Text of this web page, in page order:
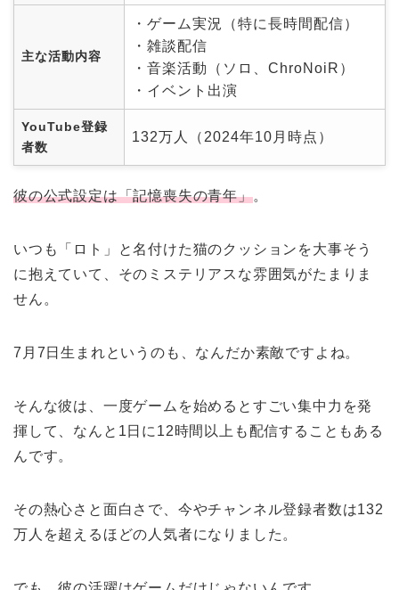
主な活動内容
・ゲーム実況（特に長時間配信）
・雑談配信
・音楽活動（ソロ、ChroNoiR）
・イベント出演
YouTube登録
者数
132万人（2024年10月時点）
彼の公式設定は「記憶喪失の青年」。
いつも「ロト」と名付けた猫のクッションを大事そう
に抱えていて、そのミステリアスな雰囲気がたまりま
せん。
7月7日生まれというのも、なんだか素敵ですよね。
そんな彼は、一度ゲームを始めるとすごい集中力を発
揮して、なんと1日に12時間以上も配信することもある
んです。
その熱心さと面白さで、今やチャンネル登録者数は132
万人を超えるほどの人気者になりました。